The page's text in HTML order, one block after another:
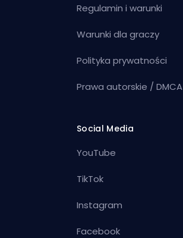
Regulamin i warunki
Warunki dla graczy
Polityka prywatności
Prawa autorskie / DMCA
Social Media
YouTube
TikTok
Instagram
Facebook